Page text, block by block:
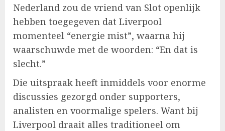
Nederland zou de vriend van Slot openlijk
hebben toegegeven dat Liverpool
momenteel “energie mist”, waarna hij
waarschuwde met de woorden: “En dat is
slecht.”
Die uitspraak heeft inmiddels voor enorme
discussies gezorgd onder supporters,
analisten en voormalige spelers. Want bij
Liverpool draait alles traditioneel om